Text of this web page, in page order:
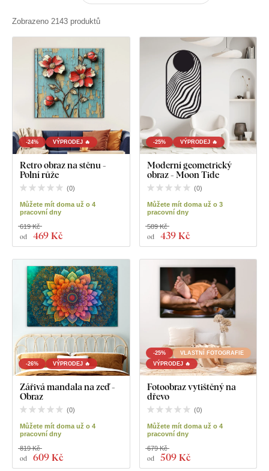
Zobrazeno 2143 produktů
-24% VÝPRODEJ 🔥
Retro obraz na stěnu -
Polní růže
(0)
Můžete mít doma už o 4
pracovní dny
od 469 Kč
619 Kč
-25% VÝPRODEJ 🔥
Moderní geometrický
obraz - Moon Tide
(0)
Můžete mít doma už o 3
pracovní dny
od 439 Kč
589 Kč
-26% VÝPRODEJ 🔥
Zářivá mandala na zeď -
Obraz
(0)
Můžete mít doma už o 4
pracovní dny
od 609 Kč
819 Kč
-25%
VLASTNÍ FOTOGRAFIE
VÝPRODEJ 🔥
Fotoobraz vytištěný na
dřevo
(0)
Můžete mít doma už o 4
pracovní dny
od 509 Kč
679 Kč